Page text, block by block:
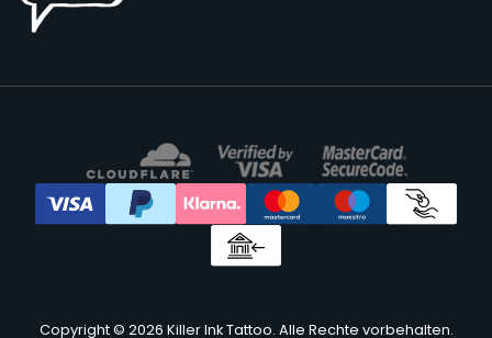
Copyright © 2026 Killer Ink Tattoo. Alle Rechte vorbehalten.